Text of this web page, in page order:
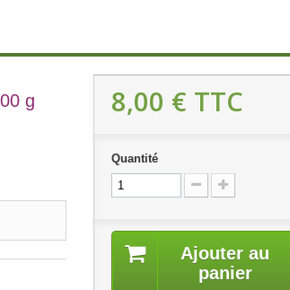
g 8,00 € TTC
Quantité
Ajouter au
panier